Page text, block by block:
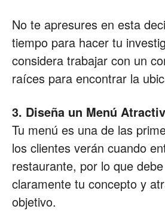
No te apresures en esta
tiempo para hacer tu
considera trabajar con un
raíces para encontrar la
3. Diseña un Menú
Tu menú es una de las
los clientes verán cuando
restaurante, por lo que
claramente tu concepto y
objetivo.